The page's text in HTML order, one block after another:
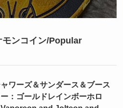
モンコイン/Popular
ワーズ＆サンダース＆ブース
：ゴールドレインボーホロ